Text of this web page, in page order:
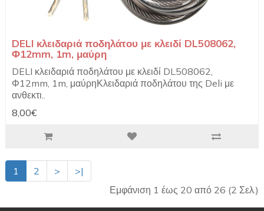
DELI κλειδαριά ποδηλάτου με κλειδί DL508062,
Φ12mm, 1m, μαύρη
DELI κλειδαριά ποδηλάτου με κλειδί DL508062,
Φ12mm, 1m, μαύρηΚλειδαριά ποδηλάτου της Deli με
ανθεκτι..
8,00€
1 2 >
>|
Εμφάνιση 1 έως 20 από 26 (2 Σελ.)